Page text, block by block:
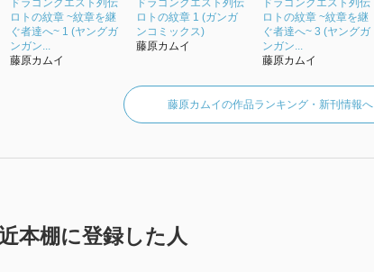
ドラゴンクエスト列伝
ロトの紋章 ~紋章を継
ぐ者達へ~ 1 (ヤングガ
ンガン...
藤原カムイ
ドラゴンクエスト列伝
ロトの紋章 1 (ガンガ
ンコミックス)
藤原カムイ
ドラゴンクエスト列伝
ロトの紋章 ~紋章を継
ぐ者達へ~ 3 (ヤングガ
ンガン...
藤原カムイ
藤原カムイの作品ランキング・新刊情報へ
本棚に登録した人